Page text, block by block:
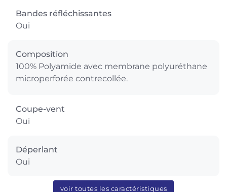
Bandes réfléchissantes
Oui
Composition
100% Polyamide avec membrane polyuréthane
microperforée contrecollée.
Coupe-vent
Oui
Déperlant
Oui
voir toutes les caractéristiques